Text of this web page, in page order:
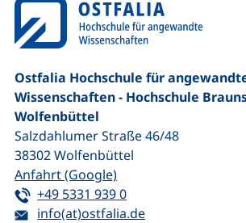
Ostfalia Hochschule für
Wissenschaften - Hochschule
Wolfenbüttel
Salzdahlumer Straße 46/48
38302Wolfenbüttel
Anfahrt (Google)(externer Link, öffnet
Tel:
+49 5331 939 0(startet einen
E-Mail:
info(at)ostfalia.de(öffnet Ihr E-